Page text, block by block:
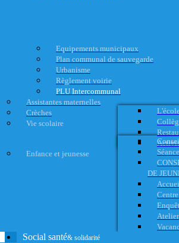
Equipements municipaux
Plan communal de sauvegarde
Urbanisme
Règlement voirie
PLU Intercommunal
Assistantes maternelles
Crèches
Vie scolaire
Enfance et jeunesse
DE
Social santé& solidarité